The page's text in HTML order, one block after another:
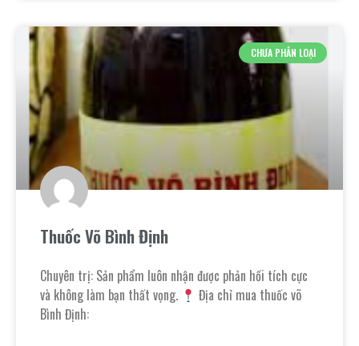
CHƯA PHÂN LOẠI
Thuốc Võ Bình Định
Chuyên trị: Sản phẩm luôn nhận được phản hồi tích cực
và không làm bạn thất vọng.
Địa chỉ mua thuốc võ
Bình Định: